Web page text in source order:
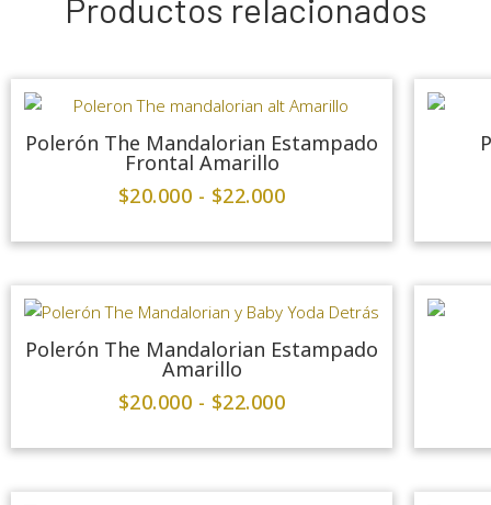
Productos relacionados
Polerón The Mandalorian Estampado
Frontal Amarillo
$20.000 - $22.000
Polerón The Mandalorian Estampado
Amarillo
$20.000 - $22.000